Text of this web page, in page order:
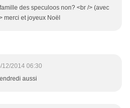
des speculoos non? <br /> (avec
merci et joyeux Noël
12/2014 06:30
aussi